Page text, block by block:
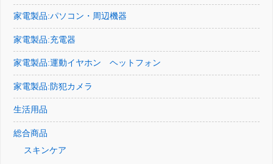
家電製品:パソコン・周辺機器
家電製品:充電器
家電製品:運動イヤホン ヘットフォン
家電製品:防犯カメラ
生活用品
総合商品
スキンケア